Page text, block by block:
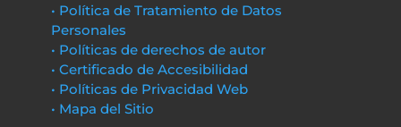
• Política de Tratamiento de Datos
Personales
• Políticas de derechos de autor
• Certificado de Accesibilidad
• Políticas de Privacidad Web
• Mapa del Sitio